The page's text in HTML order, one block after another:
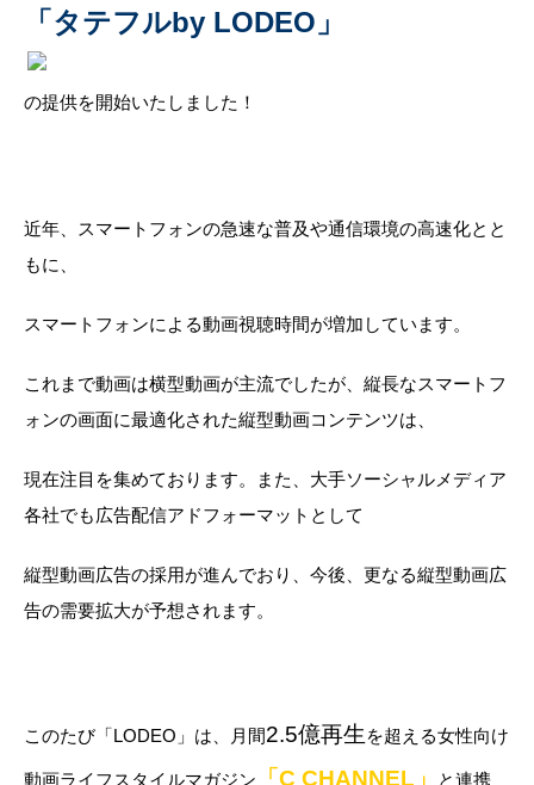
「タテフルby LODEO」
の提供を開始いたしました！
近年、スマートフォンの急速な普及や通信環境の高速化とと
もに、
スマートフォンによる動画視聴時間が増加しています。
これまで動画は横型動画が主流でしたが、縦長なスマートフ
ォンの画面に最適化された縦型動画コンテンツは、
現在注目を集めております。また、大手ソーシャルメディア
各社でも広告配信アドフォーマットとして
縦型動画広告の採用が進んでおり、今後、更なる縦型動画広
告の需要拡大が予想されます。
このたび「LODEO」は、月間2.5億再生 を超える女性向け
動画ライフスタイルマガジン 「C CHANNEL」
と連携